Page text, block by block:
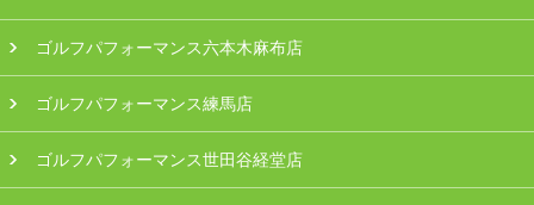
ゴルフパフォーマンス六本木麻布店
ゴルフパフォーマンス練馬店
ゴルフパフォーマンス世田谷経堂店